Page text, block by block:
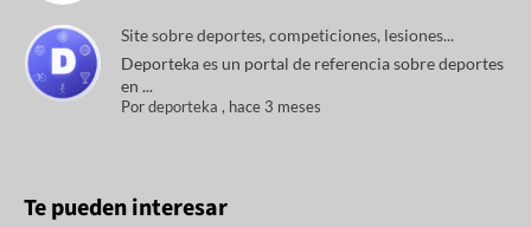
Site sobre deportes, competiciones, lesiones...
Deporteka es un portal de referencia sobre deportes
en ...
Pordeporteka , hace 3 meses
Te pueden interesar